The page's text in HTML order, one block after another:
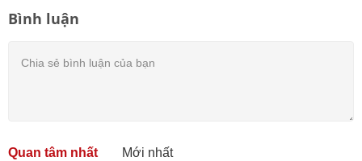
Bình luận
Quan tâm nhất Mới nhất